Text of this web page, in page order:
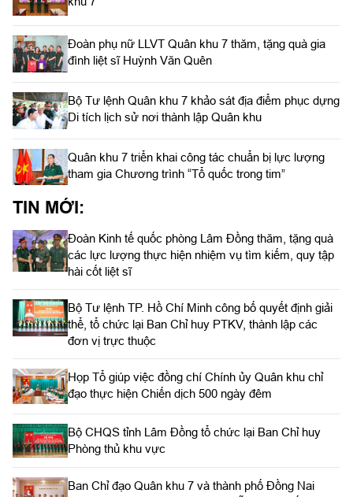
tham gia Chương trình “Tổ quốc trong tim”
TIN MỚI:
Đoàn Kinh tế quốc phòng Lâm Đồng thăm, tặng quà
hài cốt liệt sĩ
Bộ Tư lệnh TP. Hồ Chí Minh công bố quyết định giải
thể, tổ chức lại Ban Chỉ huy PTKV, thành lập các
đơn vị trực thuộc
Họp Tổ giúp việc đồng chí Chính ủy Quân khu chỉ
Bộ CHQS tỉnh Lâm Đồng tổ chức lại Ban Chỉ huy
Phòng thủ khu vực
Ban Chỉ đạo Quân khu 7 và thành phố Đồng Nai
thăm, tặng quà các địa phương hỗ trợ tìm kiếm, quy
Quân khu 7 bồi dưỡng kiến thức cải cách hành
Thủ trưởng Bộ Quốc phòng làm việc với Quân khu 7
chức, cơ cấu lại doanh nghiệp